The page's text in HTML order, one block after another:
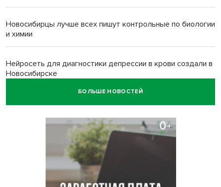
Новосибирцы лучше всех пишут контрольные по биологии
и химии
Нейросеть для диагностики депрессии в крови создали в
Новосибирске
БОЛЬШЕ НОВОСТЕЙ